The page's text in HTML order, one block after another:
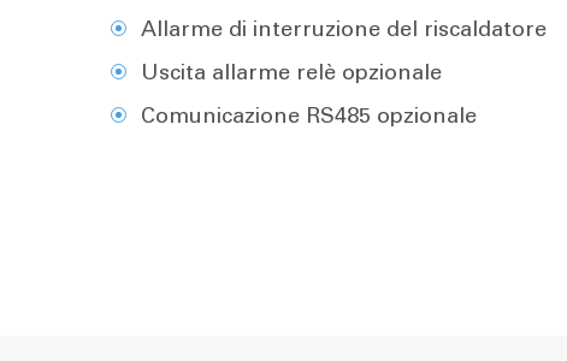
Allarme di interruzione del riscaldatore
Uscita allarme relè opzionale
Comunicazione RS485 opzionale